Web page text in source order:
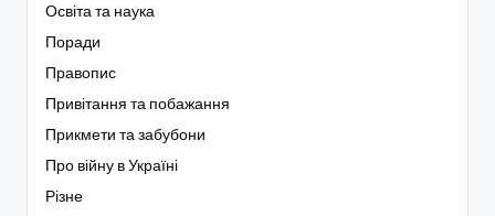
Освіта та наука
Поради
Правопис
Привітання та побажання
Прикмети та забубони
Про війну в Україні
Різне